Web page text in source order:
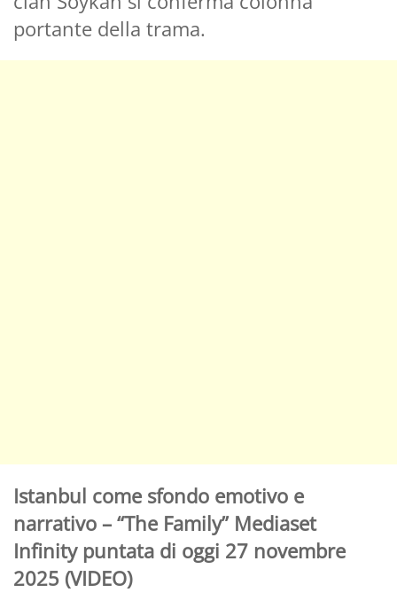
portante della trama.
Istanbul come sfondo emotivo e
narrativo – “The Family” Mediaset
Infinity puntata di oggi 27 novembre
2025 (VIDEO)